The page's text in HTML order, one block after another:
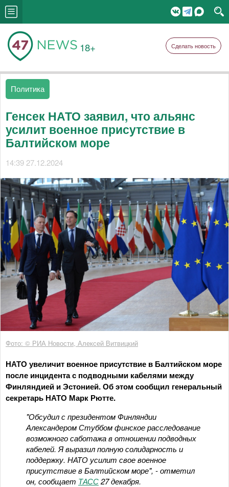
18+ Сделать новость
Политика
Генсек НАТО заявил, что альянс
усилит военное присутствие в
Балтийском море
14:39 27.12.2024
Фото: © РИА Новости, Алексей Витвицкий
НАТО увеличит военное присутствие в Балтийском море
после инцидента с подводными кабелями между
Финляндией и Эстонией. Об этом сообщил генеральный
секретарь НАТО Марк Рютте.
"Обсудил с президентом Финляндии
Александером Стуббом финское расследование
возможного саботажа в отношении подводных
кабелей. Я выразил полную солидарность и
поддержку. НАТО усилит свое военное
присутствие в Балтийском море", - отметил
он, сообщает ТАСС27 декабря.